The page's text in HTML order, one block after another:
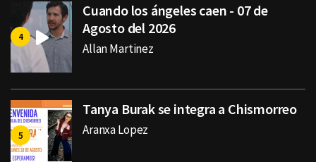
Cuando los ángeles caen - 07 de
Agosto del 2026
Allan Martinez
Tanya Burak se integra a Chismorreo
Aranxa Lopez